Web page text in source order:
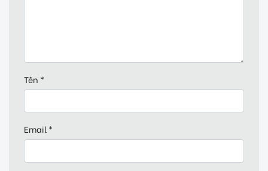
Tên *
Email *